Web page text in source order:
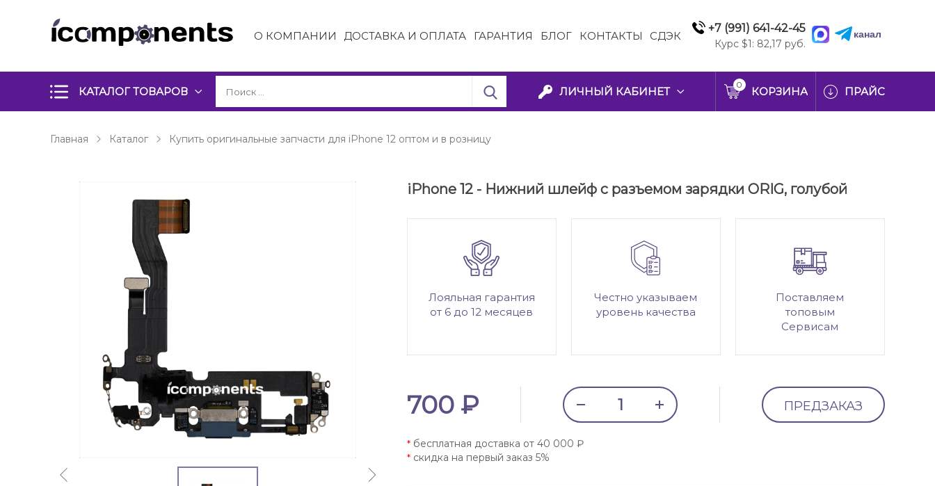
О КОМПАНИИ ДОСТАВКА И ОПЛАТА ГАРАНТИЯ БЛОГ КОНТАКТЫ СДЭК
+7 (991) 641-42-45
Курс $1: 82,17 руб.
канал
КАТАЛОГ ТОВАРОВ ЛИЧНЫЙ КАБИНЕТ
0
КОРЗИНА ПРАЙС
Главная Каталог Купить оригинальные запчасти для iPhone 12 оптом и в розницу
iPhone 12 - Нижний шлейф с разъемом зарядки ORIG, голубой
Лояльная гарантия
от 6 до 12 месяцев
Честно указываем
уровень качества
Поставляем
топовым
Сервисам
700 ₽ ПРЕДЗАКАЗ
*бесплатная доставка от 40 000 ₽
*скидка на первый заказ 5%